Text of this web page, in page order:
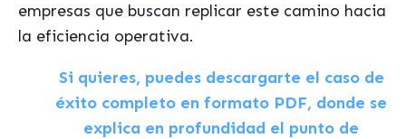
empresas que buscan replicar este camino hacia
la eficiencia operativa.
Si quieres, puedes descargarte el caso de
éxito completo en formato PDF, donde se
explica en profundidad el punto de